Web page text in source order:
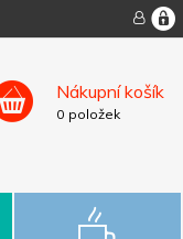
Nákupní košík
0 položek